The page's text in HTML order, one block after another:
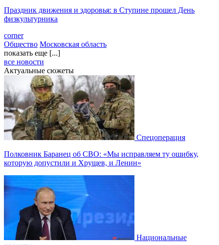
Праздник движения и здоровья: в Ступине прошел День
физкультурника
corner
Общество Московская область
показать еще [...]
все новости
Актуальные сюжеты
Спецоперация
Полковник Баранец об СВО: «Мы исправляем ту ошибку,
которую допустили и Хрущев, и Ленин»
Национальные